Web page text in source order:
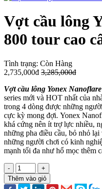
Vợt cầu lông
800 tour cao
Tình trạng: Còn Hàng
2,735,000đ 3,285,000đ
Vợt cầu lông Yonex
series mới và HOT nhất của
trong 4 dòng được những
cực kỳ mong đợi. Yonex
khá cứng nên ít trợ lực nhiều,
những pha điều cầu, bỏ nhỏ
những người chơi có kinh
mạnh tối đa như hổ mọc thêm
-
+
Thêm vào giỏ